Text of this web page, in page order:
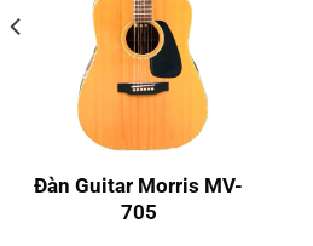
Đàn Guitar Morris MV-
705